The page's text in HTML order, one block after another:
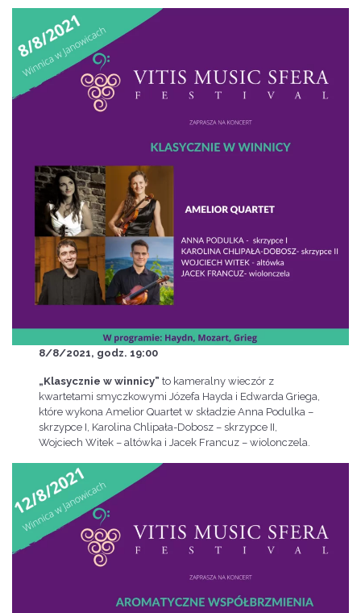
8/8/2021, godz. 19:00
„Klasycznie w winnicy”to kameralny wieczór z
kwartetami smyczkowymi Józefa Hayda i Edwarda Griega,
które wykona Amelior Quartet w składzie Anna Podulka –
skrzypce I, Karolina Chlipała-Dobosz – skrzypce II,
Wojciech Witek – altówka i Jacek Francuz – wiolonczela.